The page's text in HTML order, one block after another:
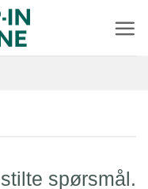
spørsmål.